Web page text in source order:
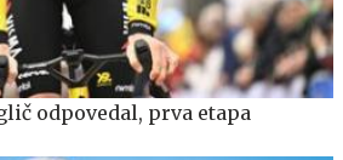
odpovedal, prva etapa